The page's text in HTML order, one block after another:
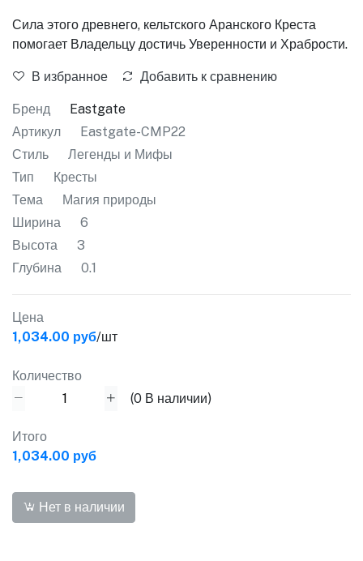
Сила этого древнего, кельтского Аранского Креста
помогает Владельцу достичь Уверенности и Храбрости.
В избранное Добавить к сравнению
Бренд
Eastgate
Артикул
Eastgate-CMP22
Стиль
Легенды и Мифы
Тип
Кресты
Тема
Магия природы
Ширина
6
Высота
3
Глубина
0.1
Цена
1,034.00 руб/шт
Количество
(0 В наличии)
Итого
1,034.00 руб
Нет в наличии